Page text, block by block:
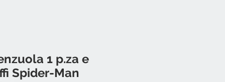
1 p.za e
Spider-Man